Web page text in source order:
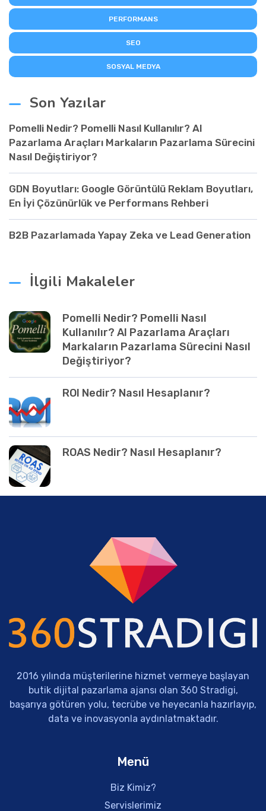
PERFORMANS
SEO
SOSYAL MEDYA
Son Yazılar
Pomelli Nedir? Pomelli Nasıl Kullanılır? AI
Pazarlama Araçları Markaların Pazarlama Sürecini
Nasıl Değiştiriyor?
GDN Boyutları: Google Görüntülü Reklam Boyutları,
En İyi Çözünürlük ve Performans Rehberi
B2B Pazarlamada Yapay Zeka ve Lead Generation
İlgili Makaleler
Pomelli Nedir? Pomelli Nasıl
Kullanılır? AI Pazarlama Araçları
Markaların Pazarlama Sürecini Nasıl
Değiştiriyor?
ROI Nedir? Nasıl Hesaplanır?
ROAS Nedir? Nasıl Hesaplanır?
2016 yılında müşterilerine hizmet vermeye başlayan
butik dijital pazarlama ajansı olan 360 Stradigi,
başarıya götüren yolu, tecrübe ve heyecanla hazırlayıp,
data ve inovasyonla aydınlatmaktadır.
Menü
Biz Kimiz?
Servislerimiz